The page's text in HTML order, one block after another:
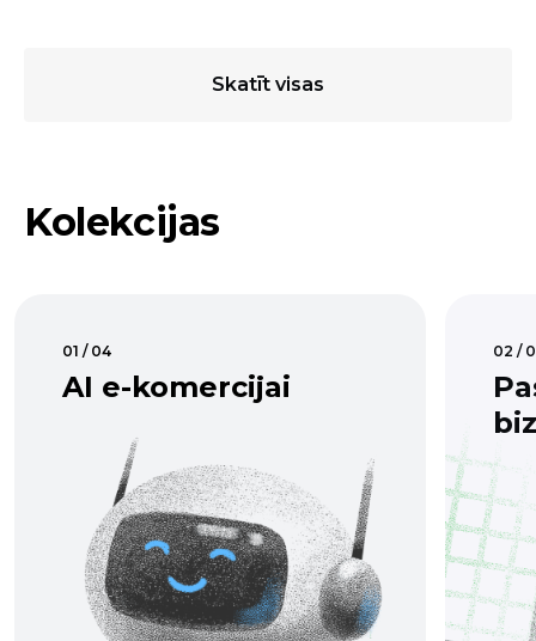
Skatīt visas
Kolekcijas
01 / 04
AI e-komercijai
02 /